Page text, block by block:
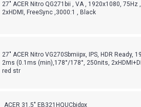
27" ACER Nitro QG271bii , VA , 1920x1080,
2xHDMI, FreeSync ,3000:1 , Black
27" ACER Nitro VG270Sbmiipx, IPS, HDR Ready,
2ms (0.1ms (min),178°/178°, 250nits,
red str
ACER 31,5" EB321HQUCbidpx